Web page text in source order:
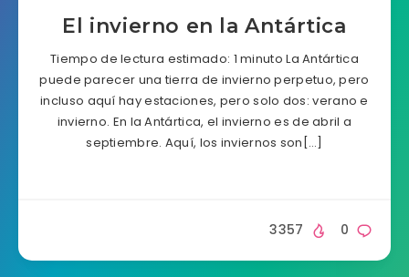
El invierno en la Antártica
Tiempo de lectura estimado: 1 minuto La Antártica
puede parecer una tierra de invierno perpetuo, pero
incluso aquí hay estaciones, pero solo dos: verano e
invierno. En la Antártica, el invierno es de abril a
septiembre. Aquí, los inviernos son[…]
0
3357